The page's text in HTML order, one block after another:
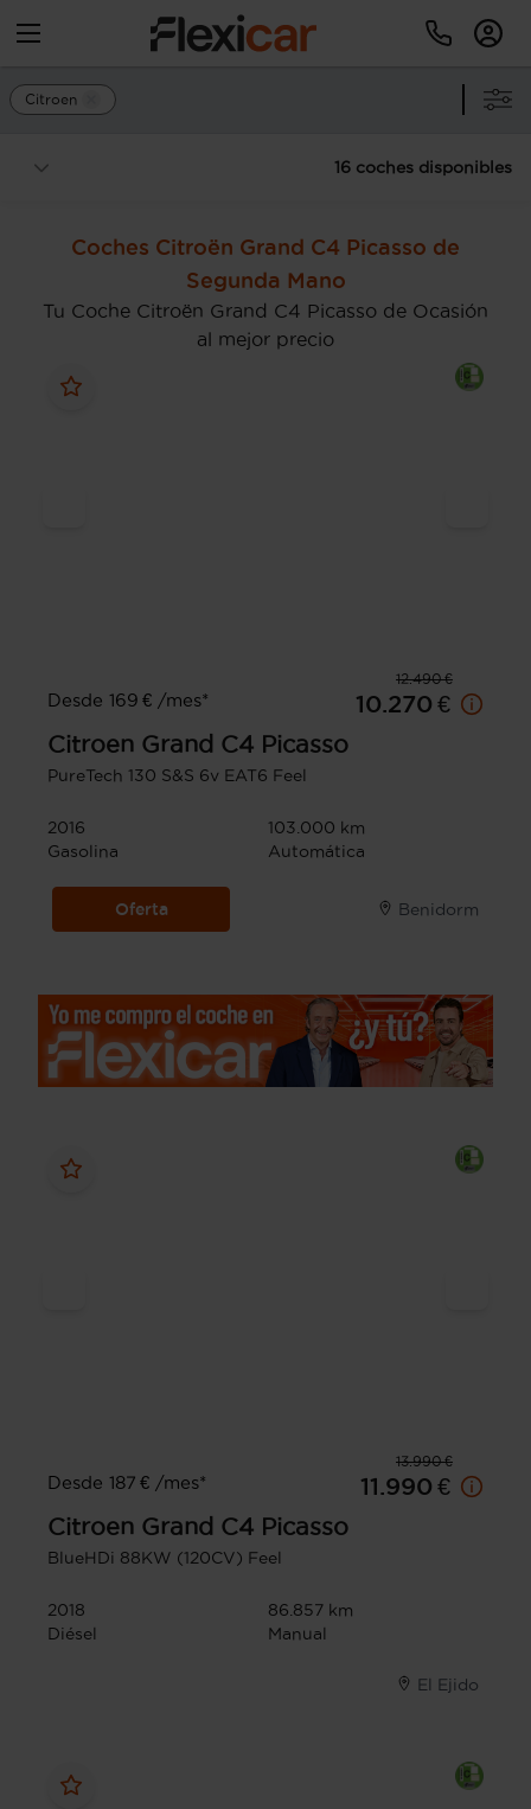
Citroen
16 coches disponibles
Coches Citroën Grand C4 Picasso de
Segunda Mano
Tu Coche Citroën Grand C4 Picasso de Ocasión
al mejor precio
12.490 €
Desde 169 € /mes*
10.270 €
Citroen Grand C4 Picasso
PureTech 130 S&S 6v EAT6 Feel
2016
103.000 km
Gasolina
Automática
Oferta Benidorm
13.990 €
Desde 187 € /mes*
11.990 €
Citroen Grand C4 Picasso
BlueHDi 88KW (120CV) Feel
2018
86.857 km
Diésel
Manual
El Ejido